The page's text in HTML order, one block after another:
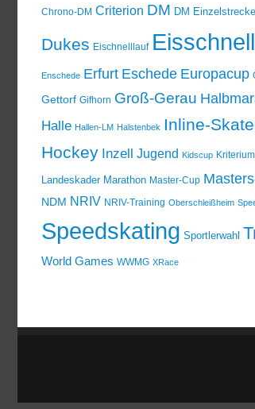
Chrono-DM Criterion DM DM
Dukes Eischnelllauf
Enschede Erfurt Eschede Europacup
Gettorf Gifhorn Groß-Gerau
Halle Hallen-LM Halstenbek Inline-
Hockey Inzell Jugend Kidscup Kriterium
Landeskader Marathon Master-Cup
NDM NRIV NRIV-Training Oberschleißheim
Speedskating Sportlerwahl
World Games WWMG XRace